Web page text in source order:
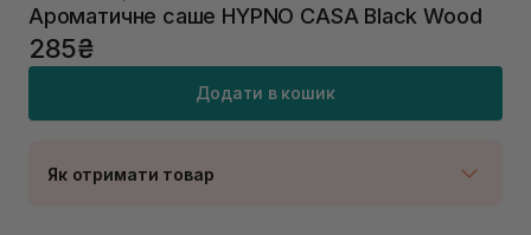
Ароматичне саше HYPNO CASA Black Wood
285₴
Додати в кошик
Як отримати товар